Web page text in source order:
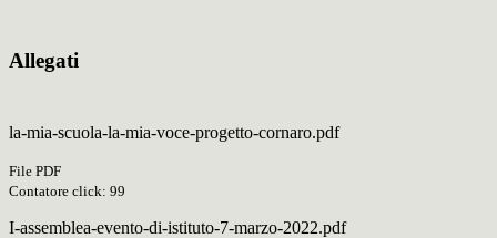
Allegati
la-mia-scuola-la-mia-voce-progetto-cornaro.pdf
File PDF
Contatore click: 99
I-assemblea-evento-di-istituto-7-marzo-2022.pdf